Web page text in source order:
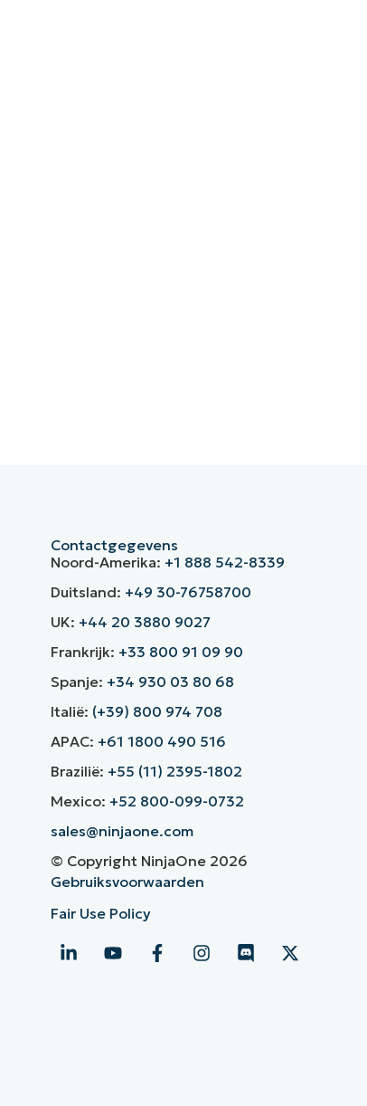
Contactgegevens
Noord-Amerika: +1 888 542-8339
Duitsland: +49 30-76758700
UK: +44 20 3880 9027
Frankrijk: +33 800 91 09 90
Spanje: +34 930 03 80 68
Italië: (+39) 800 974 708
APAC: +61 1800 490 516
Brazilië: +55 (11) 2395-1802
Mexico: +52 800-099-0732
sales@ninjaone.com
© Copyright NinjaOne 2026
Gebruiksvoorwaarden
Fair Use Policy